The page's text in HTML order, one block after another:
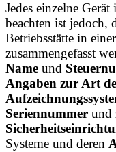
Jedes einzelne
beachten ist jedoch,
Betriebsstätte in
zusammengefasst
Name und
Angaben zur Art
Seriennummer und
Systeme und deren